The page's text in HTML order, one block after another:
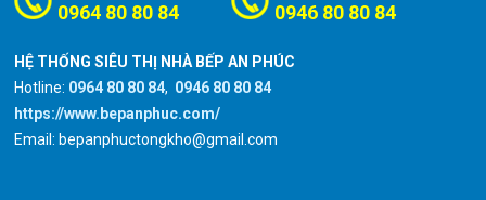
0964 80 80 84 0946 80 80 84
HỆ THỐNG SIÊU THỊ NHÀ BẾP AN PHÚC
Hotline: 0964 80 80 84, 0946 80 80 84
https://www.bepanphuc.com/
Email: bepanphuctongkho@gmail.com